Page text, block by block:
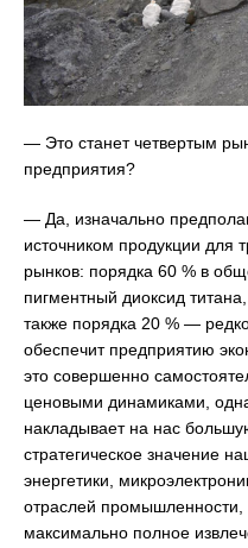
— Это станет четвертым
предприятия?
— Да, изначально
источником продукции для
рынков: порядка 60 % в
пигментный диоксид
также порядка 20 % —
обеспечит предприятию
это совершенно
ценовыми динамиками,
накладывает на нас
стратегическое значение
энергетики,
отраслей
максимально полное